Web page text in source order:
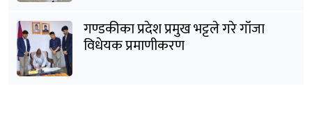
गण्डकीका प्रदेश प्रमुख भट्टले गरे गाँजा
विधेयक प्रमाणीकरण